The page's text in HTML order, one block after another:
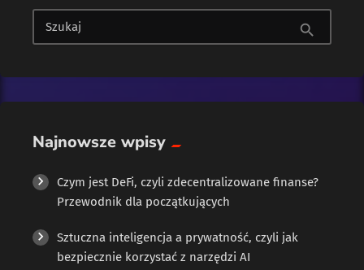
najważniejsza zasada w całym świecie krypto brzmi: nigdy
nikomu nie udostępniaj swojego klucza prywatnego ani frazy
Szukaj search
Najnowsze wpisy
Czym jest DeFi, czyli zdecentralizowane finanse?
Przewodnik dla początkujących
Sztuczna inteligencja a prywatność, czyli jak
bezpiecznie korzystać z narzędzi AI